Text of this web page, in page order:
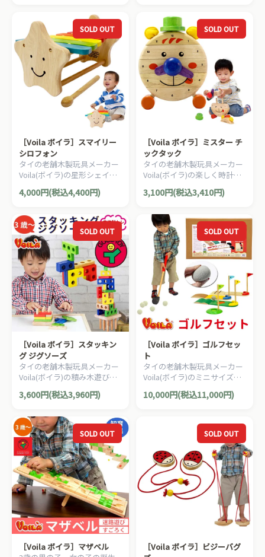
ド・アバカスです。立てても
寝かせても使えます。
ド・アバカスです。立てても
寝かせても使えます。
SOLD OUT
［Voila ボイラ］スマイリー
シロフォン
タイの老舗木製玩具メーカー
Voila(ボイラ)の星形シェイプ
が可愛らしい1歳から遊べる
子供用の木琴です。
4,000円(税込4,400円)
SOLD OUT
［Voila ボイラ］ミスター チ
ックタック
タイの老舗木製玩具メーカー
Voila(ボイラ)の楽しく時計の
読み方を学べる知育玩具で
す。何パターンもの表情をつ
3,100円(税込3,410円)
SOLD OUT
［Voila ボイラ］スタッキン
グ ジグソーズ
タイの老舗木製玩具メーカー
Voila(ボイラ)の積み木遊びも
楽しめる木製知育パズルで
す。本体に積み上げていくパ
3,600円(税込3,960円)
SOLD OUT
［Voila ボイラ］ゴルフセッ
ト
タイの老舗木製玩具メーカー
Voila(ボイラ)のミニサイズの
楽しい室内用の子供用パター
ゴルフセットです。
10,000円(税込11,000円)
SOLD OUT
［Voila ボイラ］マザベル
SOLD OUT
［Voila ボイラ］ビジーバグ